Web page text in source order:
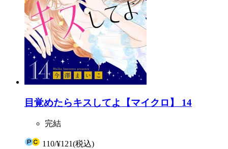
目覚めたらキスしてよ【マイクロ】 14
完結
110/¥121(税込)